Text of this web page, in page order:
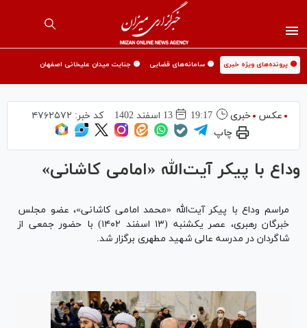
🟡 پرونده‌های ویژه خبری 🟡 سامانه‌های قضایی 🟡 جنایت میدان علیخانی اصفهان
عکس خبری 19:17 13 اسفند 1402 کد خبر: ۴۷۶۲۵۷۲
چاپ
وداع با پیکر آیت‌الله «امامی کاشانی»
مراسم وداع با پیکر آیت‌الله «محمد امامی کاشانی»، عضو مجلس
خبرگان رهبری، عصر یکشنبه (۱۳ اسفند ۱۴۰۲) با حضور جمعی از
شاگردان در مدرسه عالی شهید مطهری برگزار شد.